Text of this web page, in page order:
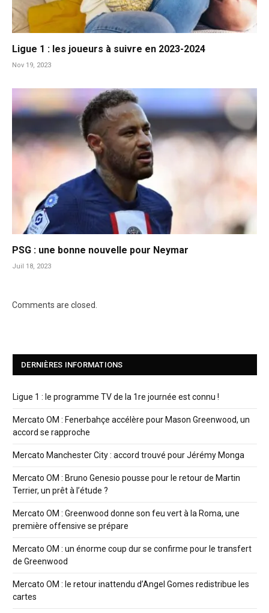
Ligue 1 : les joueurs à suivre en 2023-2024
Nov 19, 2023
PSG : une bonne nouvelle pour Neymar
Juil 18, 2023
Comments are closed.
DERNIÈRES INFORMATIONS
Ligue 1 : le programme TV de la 1re journée est connu !
Mercato OM : Fenerbahçe accélère pour Mason Greenwood, un
accord se rapproche
Mercato Manchester City : accord trouvé pour Jérémy Monga
Mercato OM : Bruno Genesio pousse pour le retour de Martin
Terrier, un prêt à l’étude ?
Mercato OM : Greenwood donne son feu vert à la Roma, une
première offensive se prépare
Mercato OM : un énorme coup dur se confirme pour le transfert
de Greenwood
Mercato OM : le retour inattendu d’Angel Gomes redistribue les
cartes